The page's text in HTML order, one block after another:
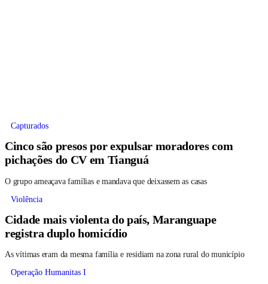
Capturados
Cinco são presos por expulsar moradores com
pichações do CV em Tianguá
O grupo ameaçava famílias e mandava que deixassem as casas
Violência
Cidade mais violenta do país, Maranguape
registra duplo homicídio
As vítimas eram da mesma família e residiam na zona rural do município
Operação Humanitas I